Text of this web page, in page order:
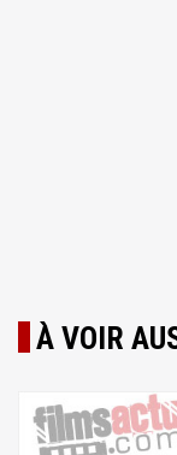
À VOIR